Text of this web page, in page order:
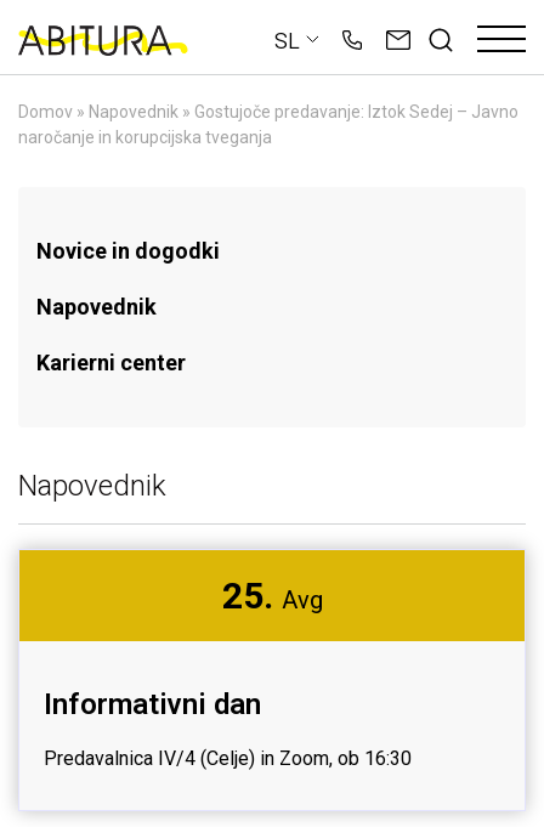
content
SL
Domov » Napovednik » Gostujoče predavanje: Iztok Sedej – Javno
naročanje in korupcijska tveganja
Novice in dogodki
Napovednik
Karierni center
Napovednik
25. Avg
Informativni dan
Predavalnica IV/4 (Celje) in Zoom, ob 16:30